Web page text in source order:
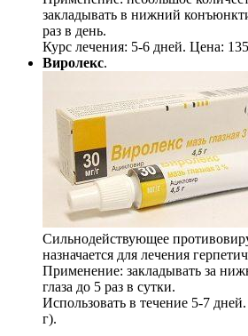
закладывать в нижний
раз в день.
Курс лечения: 5-6 дней. Цена:
Виролекс.
Сильнодействующее
назначается для лечения
Применение: закладывать за
глаза до 5 раз в сутки.
Использовать в течение 5-7
г).